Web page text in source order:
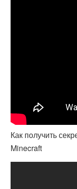
Как получить
Minecraft